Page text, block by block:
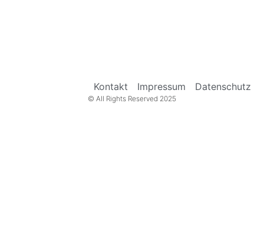
Kontakt Impressum Datenschutz
© All Rights Reserved 2025